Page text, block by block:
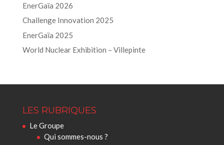
EnerGaïa 2026
Challenge Innovation 2025
EnerGaïa 2025
World Nuclear Exhibition – Villepinte
LES RUBRIQUES
Le Groupe
Qui sommes-nous ?